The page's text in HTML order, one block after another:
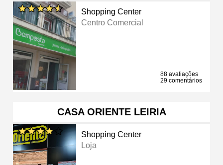
Shopping Center
Centro Comercial
88 avaliações
29 comentários
CASA ORIENTE LEIRIA
Shopping Center
Loja